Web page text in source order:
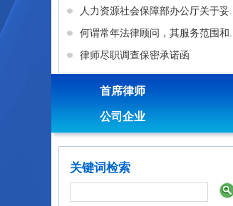
人力资源社会保障部办公厅关于妥...
何谓常年法律顾问，其服务范围和...
律师尽职调查保密承诺函
首席律师
公司企业
关键词检索